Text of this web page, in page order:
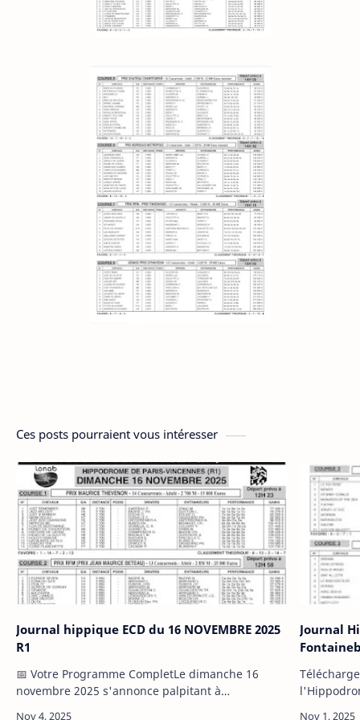
Ces posts pourraient vous intéresser
Journal hippique ECD du 16 NOVEMBRE 2025
R1
📅 Votre Programme CompletLe dimanche 16
novembre 2025 s'annonce palpitant à
Journal